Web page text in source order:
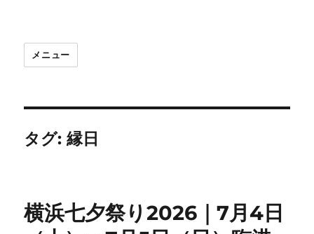
メニュー
タグ:縁日
横浜七夕祭り2026｜7月4日